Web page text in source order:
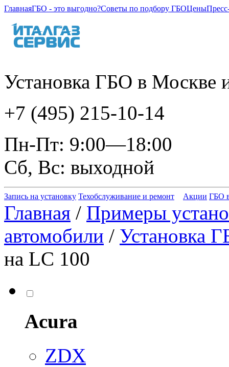
ГлавнаяГБО - это выгодно?Советы по подбору ГБОЦены
Установка ГБО в Москве
+7 (495) 215-10-14
Пн-Пт: 9:00—18:00
Сб, Вс: выходной
Запись на установку Техобслуживание и ремонт Акции ГБО
Главная / Примеры
автомобили / Установка
на LC 100
Acura
ZDX